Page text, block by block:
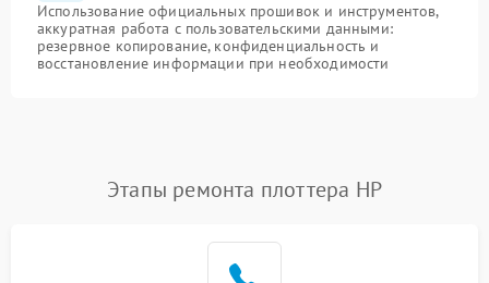
Использование официальных прошивок и инструментов,
аккуратная работа с пользовательскими данными:
резервное копирование, конфиденциальность и
восстановление информации при необходимости
Этапы ремонта плоттера HP